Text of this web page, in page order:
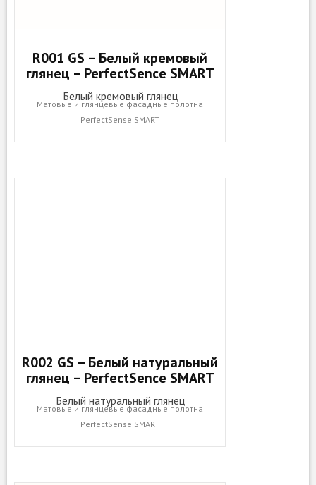
R001 GS – Белый кремовый
глянец – PerfectSence SMART
Белый кремовый глянец
Матовые и глянцевые фасадные полотна
PerfectSense SMART
R002 GS – Белый натуральный
глянец – PerfectSence SMART
Белый натуральный глянец
Матовые и глянцевые фасадные полотна
PerfectSense SMART